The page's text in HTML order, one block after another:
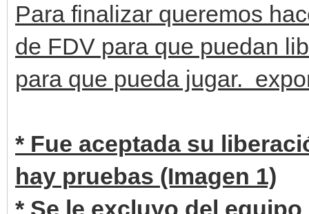
Para finalizar queremos
de FDV para que puedan
para que pueda jugar.
* Fue aceptada su
hay pruebas (Imagen 1)
* Se le excluyo del